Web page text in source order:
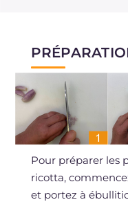
Pour préparer les
ricotta,
et portez à